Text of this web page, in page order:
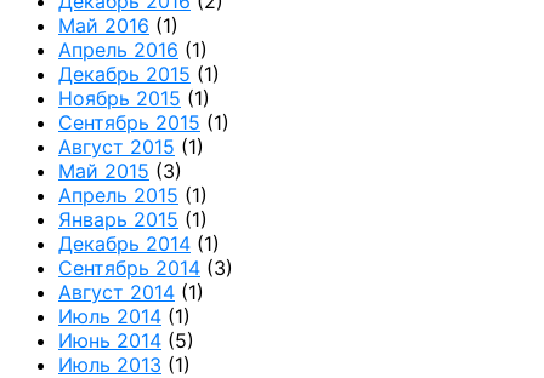
Май 2016 (1)
Апрель 2016 (1)
Декабрь 2015 (1)
Ноябрь 2015 (1)
Сентябрь 2015 (1)
Август 2015 (1)
Май 2015 (3)
Апрель 2015 (1)
Январь 2015 (1)
Декабрь 2014 (1)
Сентябрь 2014 (3)
Август 2014 (1)
Июль 2014 (1)
Июнь 2014 (5)
Июль 2013 (1)